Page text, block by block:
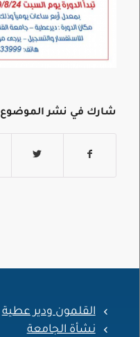
شارك في نشر الموضوع
القلمون ودير عطية
نشأة الجامعة